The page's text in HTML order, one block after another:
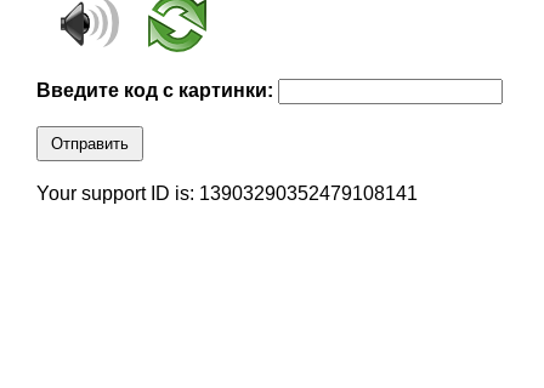
Введите код с картинки:
Отправить
Your support ID is: 13903290352479108141